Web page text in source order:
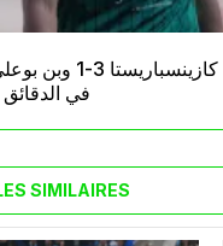
غيور يكتسح
في الدقائق
SIMILAIRES